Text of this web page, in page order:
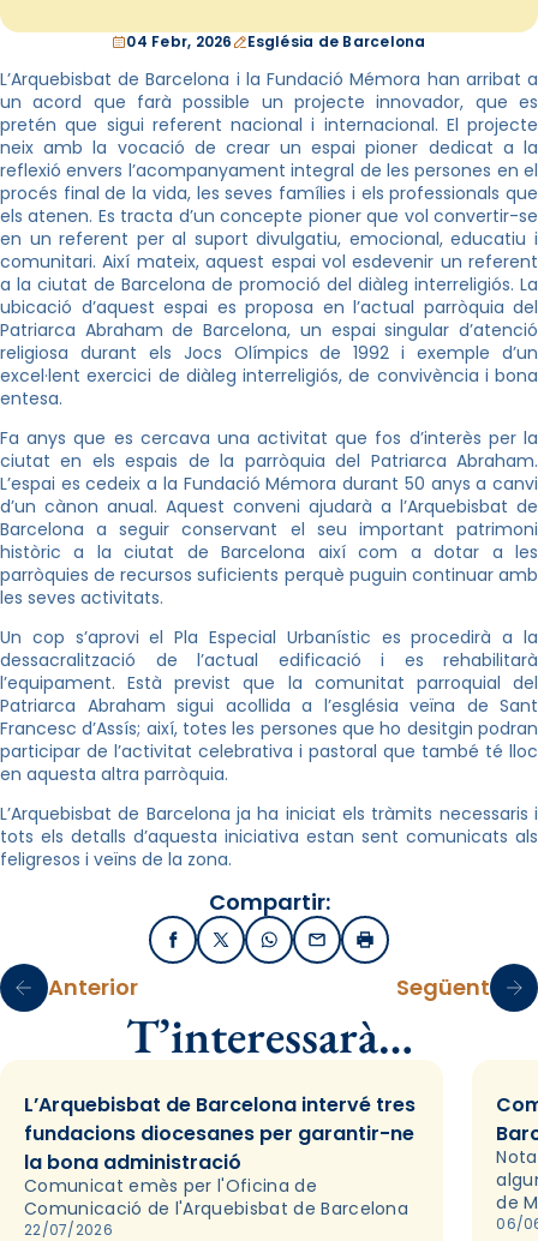
04 Febr, 2026 Església de Barcelona
L’Arquebisbat de Barcelona i la Fundació Mémora han arribat a
un acord que farà possible un projecte innovador, que es
pretén que sigui referent nacional i internacional. El projecte
neix amb la vocació de crear un espai pioner dedicat a la
reflexió envers l’acompanyament integral de les persones en el
procés final de la vida, les seves famílies i els professionals que
els atenen. Es tracta d’un concepte pioner que vol convertir-se
en un referent per al suport divulgatiu, emocional, educatiu i
comunitari. Així mateix, aquest espai vol esdevenir un referent
a la ciutat de Barcelona de promoció del diàleg interreligiós. La
ubicació d’aquest espai es proposa en l’actual parròquia del
Patriarca Abraham de Barcelona, un espai singular d’atenció
religiosa durant els Jocs Olímpics de 1992 i exemple d’un
excel·lent exercici de diàleg interreligiós, de convivència i bona
entesa.
Fa anys que es cercava una activitat que fos d’interès per la
ciutat en els espais de la parròquia del Patriarca Abraham.
L’espai es cedeix a la Fundació Mémora durant 50 anys a canvi
d’un cànon anual. Aquest conveni ajudarà a l’Arquebisbat de
Barcelona a seguir conservant el seu important patrimoni
històric a la ciutat de Barcelona així com a dotar a les
parròquies de recursos suficients perquè puguin continuar amb
les seves activitats.
Un cop s’aprovi el Pla Especial Urbanístic es procedirà a la
dessacralització de l’actual edificació i es rehabilitarà
l’equipament. Està previst que la comunitat parroquial del
Patriarca Abraham sigui acollida a l’església veïna de Sant
Francesc d’Assís; així, totes les persones que ho desitgin podran
participar de l’activitat celebrativa i pastoral que també té lloc
en aquesta altra parròquia.
L’Arquebisbat de Barcelona ja ha iniciat els tràmits necessaris i
tots els detalls d’aquesta iniciativa estan sent comunicats als
feligresos i veïns de la zona.
Compartir:
FacebookX / TwitterWhatsApp
EmailImprimir
Anterior Següent
T’interessarà…
L’Arquebisbat de Barcelona intervé tres
fundacions diocesanes per garantir-ne
la bona administració
Comunicat emès per l'Oficina de
Comunicació de l'Arquebisbat de Barcelona
22/07/2026
de
06/